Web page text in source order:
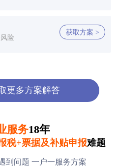
1小时前
1小时前
险
获取方案 >
更多方案解答
服务18年
税+票据及补贴申报难题
到问题 一户一服务方案